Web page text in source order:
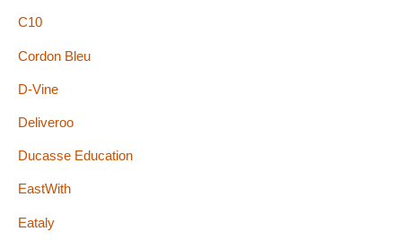
C10
Cordon Bleu
D-Vine
Deliveroo
Ducasse Education
EastWith
Eataly